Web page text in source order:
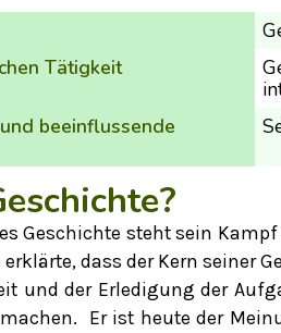
Tätigkeit
beeinflussende
Geschichte steht sein
erklärte, dass der Kern seiner
und der Erledigung der
Er ist heute der